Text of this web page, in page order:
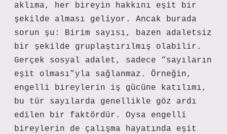
aklıma, her bireyin hakkını eşit bir
şekilde alması geliyor. Ancak burada
sorun şu: Birim sayısı, bazen adaletsiz
bir şekilde gruplaştırılmış olabilir.
Gerçek sosyal adalet, sadece “sayıların
eşit olması”yla sağlanmaz. Örneğin,
engelli bireylerin iş gücüne katılımı,
bu tür sayılarda genellikle göz ardı
edilen bir faktördür. Oysa engelli
bireylerin de çalışma hayatında eşit